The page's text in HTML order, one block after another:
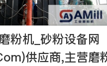
粉机_砂粉设备网
供应商,主营磨